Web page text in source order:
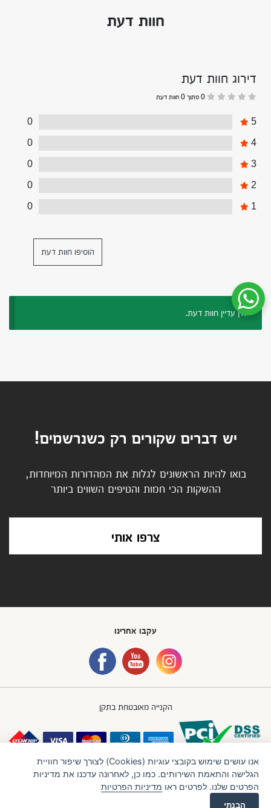
חוות דעת
דירוג חוות דעת
5
0
4
0
3
0
2
0
1
0
הוסיפו חוות דעת
אין עדיין חוות דעת.
יש דברים שקורים רק כשנרשמים!
בואו להיות הראשונים לגלות את המהדורות המיוחדות,
ההשקות הכי חמות והטיפים השווים ביותר
צרפו אותי
עקבו אחרינו
הקנייה מאובטחת בתקן
חברת IBB GROUP (איי.בי.בי. גרופ) בע"מ תנאי שימוש
שיחת ווטסאפ עם שירות הלקוחות
אנו עושים שימוש בקובצי עוגיות (Cookies) לצורך שיפור חוויית
הגלישה והתאמת השירותים. כמו כן, לאחרונה עדכנו את מדיניות
הפרטים שלנו. לפרטים ראו מדיניות הפרטיות
הבנתי